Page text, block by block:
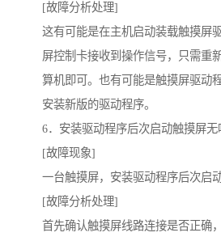
[故障分析处理]
这有可能是在主机启动装载触摸屏
屏控制卡接收到操作信号，只需重
算机即可。也有可能是触摸屏驱动
安装新版的驱动程序。
6．安装驱动程序后次启动触摸屏无
[故障现象]
一台触摸屏，安装驱动程序后次启
[故障分析处理]
首先确认触摸屏线路连接是否正确